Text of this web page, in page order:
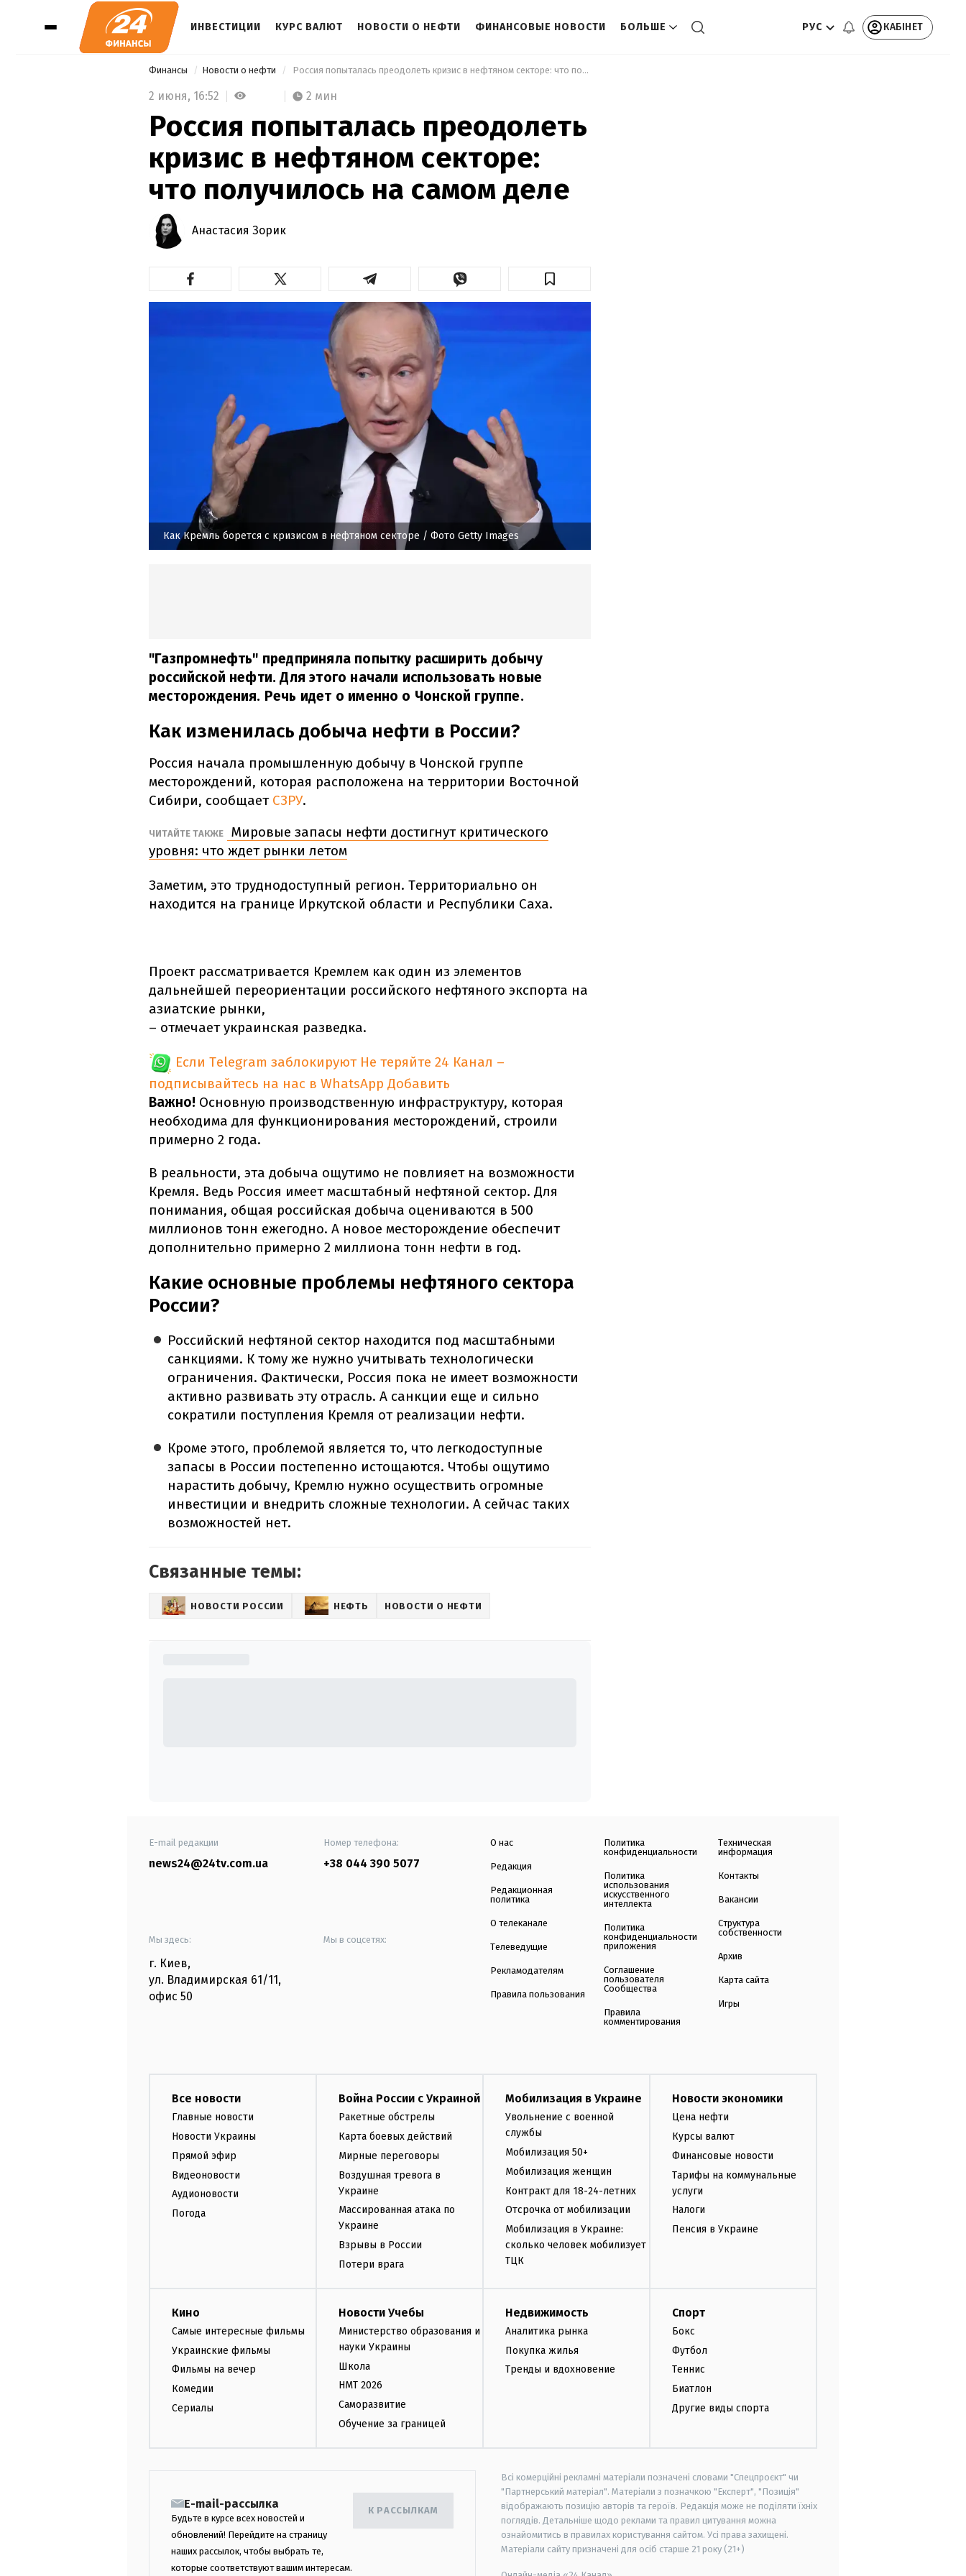
ИНВЕСТИЦИИ КУРС ВАЛЮТ НОВОСТИ О НЕФТИ ФИНАНСОВЫЕ НОВОСТИ БОЛЬШЕ РУС КАБІНЕТ
Финансы Новости о нефти Россия попыталась преодолеть кризис в нефтяном секторе: что получилось на самом деле
2 июня, 16:52 2 мин
Россия попыталась преодолеть
кризис в нефтяном секторе:
что получилось на самом деле
Анастасия Зорик
Как Кремль борется с кризисом в нефтяном секторе / Фото Getty Images
"Газпромнефть" предприняла попытку расширить добычу
российской нефти. Для этого начали использовать новые
месторождения. Речь идет о именно о Чонской группе.
Как изменилась добыча нефти в России?
Россия начала промышленную добычу в Чонской группе
месторождений, которая расположена на территории Восточной
Сибири, сообщает СЗРУ.
ЧИТАЙТЕ ТАКЖЕ
Мировые запасы нефти достигнут критического
уровня: что ждет рынки летом
Заметим, это труднодоступный регион. Территориально он
находится на границе Иркутской области и Республики Саха.
Проект рассматривается Кремлем как один из элементов
дальнейшей переориентации российского нефтяного экспорта на
азиатские рынки,
– отмечает украинская разведка.
Если Telegram заблокируют Не теряйте 24 Канал –
подписывайтесь на нас в WhatsApp Добавить
Важно! Основную производственную инфраструктуру, которая
необходима для функционирования месторождений, строили
примерно 2 года.
В реальности, эта добыча ощутимо не повлияет на возможности
Кремля. Ведь Россия имеет масштабный нефтяной сектор. Для
понимания, общая российская добыча оцениваются в 500
миллионов тонн ежегодно. А новое месторождение обеспечит
дополнительно примерно 2 миллиона тонн нефти в год.
Какие основные проблемы нефтяного сектора
России?
Российский нефтяной сектор находится под масштабными
санкциями. К тому же нужно учитывать технологически
ограничения. Фактически, Россия пока не имеет возможности
активно развивать эту отрасль. А санкции еще и сильно
сократили поступления Кремля от реализации нефти.
Кроме этого, проблемой является то, что легкодоступные
запасы в России постепенно истощаются. Чтобы ощутимо
нарастить добычу, Кремлю нужно осуществить огромные
инвестиции и внедрить сложные технологии. А сейчас таких
возможностей нет.
Связанные темы:
НОВОСТИ РОССИИ НЕФТЬ НОВОСТИ О НЕФТИ
E-mail редакции
news24@24tv.com.ua
Номер телефона:
+38 044 390 5077
Мы здесь:
г. Киев,
ул. Владимирская 61/11,
офис 50
Мы в соцсетях:
О нас
Редакция
Редакционная
политика
О телеканале
Телеведущие
Рекламодателям
Правила пользования
Политика
конфиденциальности
Политика
использования
искусственного
интеллекта
Политика
конфиденциальности
приложения
Соглашение
пользователя
Сообщества
Правила
комментирования
Техническая
информация
Контакты
Вакансии
Структура
собственности
Архив
Карта сайта
Игры
Все новости
Главные новости
Новости Украины
Прямой эфир
Видеоновости
Аудионовости
Погода
Война России с Украиной
Ракетные обстрелы
Карта боевых действий
Мирные переговоры
Воздушная тревога в
Украине
Массированная атака по
Украине
Взрывы в России
Потери врага
Мобилизация в Украине
Увольнение с военной
службы
Мобилизация 50+
Мобилизация женщин
Контракт для 18-24-летних
Отсрочка от мобилизации
Мобилизация в Украине:
сколько человек мобилизует
ТЦК
Новости экономики
Цена нефти
Курсы валют
Финансовые новости
Тарифы на коммунальные
услуги
Налоги
Пенсия в Украине
Кино
Самые интересные фильмы
Украинские фильмы
Фильмы на вечер
Комедии
Сериалы
Новости Учебы
Министерство образования и
науки Украины
Школа
НМТ 2026
Саморазвитие
Обучение за границей
Недвижимость
Аналитика рынка
Покупка жилья
Тренды и вдохновение
Спорт
Бокс
Футбол
Теннис
Биатлон
Другие виды спорта
E-mail-рассылка
Будьте в курсе всех новостей и
обновлений! Перейдите на страницу
наших рассылок, чтобы выбрать те,
которые соответствуют вашим интересам.
К РАССЫЛКАМ
Всі комерційні рекламні матеріали позначені словами "Спецпроєкт" чи
"Партнерський матеріал". Матеріали з позначкою "Експерт", "Позиція"
відображають позицію авторів та героїв. Редакція може не поділяти їхніх
поглядів. Детальніше щодо реклами та правил цитування можна
ознайомитись в правилах користування сайтом. Усі права захищені.
Матеріали сайту призначені для осіб старше 21 року (21+)